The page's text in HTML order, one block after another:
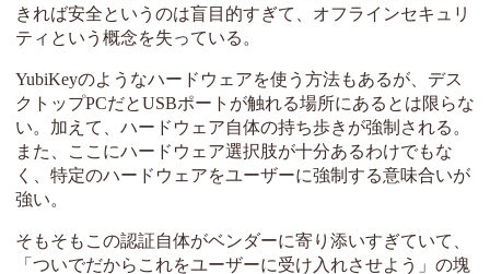
きれば安全というのは盲目的すぎて、オフラインセキュリ
ティという概念を失っている。
YubiKeyのようなハードウェアを使う方法もあるが、デス
クトップPCだとUSBポートが触れる場所にあるとは限らな
い。加えて、ハードウェア自体の持ち歩きが強制される。
また、ここにハードウェア選択肢が十分あるわけでもな
く、特定のハードウェアをユーザーに強制する意味合いが
強い。
そもそもこの認証自体がベンダーに寄り添いすぎていて、
「ついでだからこれをユーザーに受け入れさせよう」の塊